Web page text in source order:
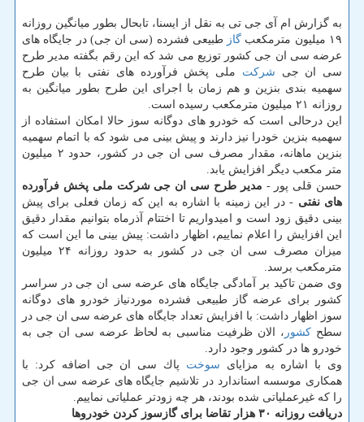
به گزارش ام آی جی تی به نقل از ایسنا، تابحال بطور میانگین روزانه
۱۹ میلیون مترمكعب
گاز طبیعی فشرده (سی ان جی) در جایگاه های
عرضه سی ان جی كشور توزیع می شد كه این رقم بگفته مدیر طرح
سی ان جی شركت ملی پخش فرآورده های نفتی با بیان طرح
سهمیه بندی بنزین و هم زمان با اجرای این طرح بطور میانگین به
روزانه ۲۱ میلیون مترمكعب رسیده است.
این درحالی است كه خودرو های دوگانه سوز حالا امكان استفاده از
سهمیه بنزین خودرا نیز دارند و پیش بینی می شود كه با اتمام سهمیه
بنزین ماهانه، مقدار مصرف سی ان جی در كشور، حدود ۲ میلیون
متر مكعب دیگر افزایش یابد.
حسن قلی پور - مدیر طرح سی ان جی شركت ملی پخش فرآورده
های نفتی - در این زمینه با اشاره به این كه زمان فعلی برای پیش
بینی دقیق زود است و امیدواریم تا اختتام آذرماه بتوانیم مقدار دقیق
این افزایش را اعلام نماییم، اظهار داشت: پیش بینی ما این است كه
میزان مصرف سی ان جی در كشور به حدود روزانه ۲۴ میلیون
مترمكعب برسد.
وی ضمن تاكید بر آمادگی جایگاه های عرضه سی ان جی در سراسر
كشور برای عرضه گاز طبیعی فشرده موردنیاز خودرو های دوگانه
سوز اظهار داشت: با افزایش تعداد جایگاه های عرضه سی ان جی در
سطح كشور ، الان ظرفیت مناسبی به لحاظ عرضه سی ان جی به
خودرو ها در كشور وجود دارد.
وی با اشاره به مزایای سوخت پاك سی ان جی اضافه كرد: با
همكاری موسسه استاندارد در تلاشیم جایگاه های عرضه سی ان جی
را كه غیرعملیاتی شده بودند، هر چه زودتر عملیاتی نماییم.
دریافت روزانه ۳۰ هزار تقاضا برای گازسوز كردن خودروها